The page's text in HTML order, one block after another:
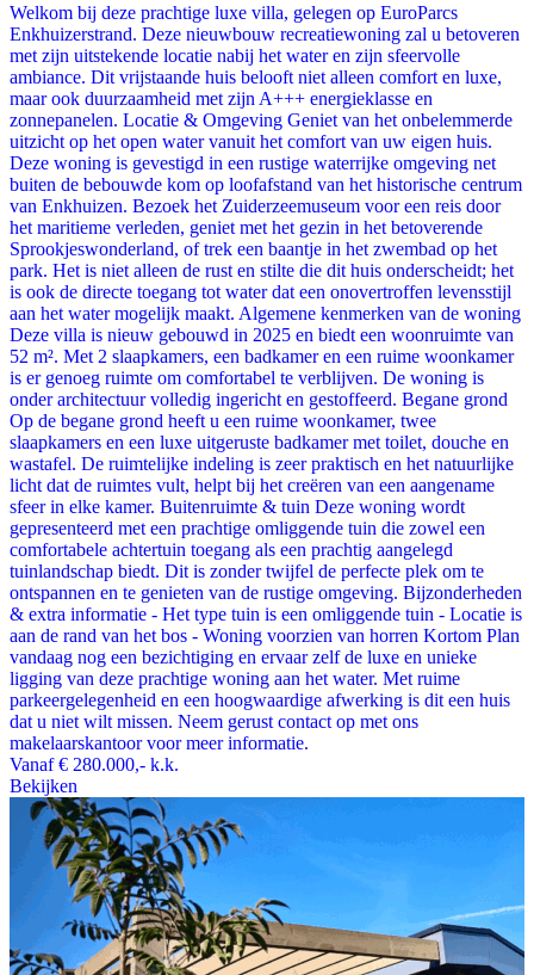
Welkom bij deze prachtige luxe villa, gelegen op EuroParcs
Enkhuizerstrand. Deze nieuwbouw recreatiewoning zal u betoveren
met zijn uitstekende locatie nabij het water en zijn sfeervolle
ambiance. Dit vrijstaande huis belooft niet alleen comfort en luxe,
maar ook duurzaamheid met zijn A+++ energieklasse en
zonnepanelen. Locatie & Omgeving Geniet van het onbelemmerde
uitzicht op het open water vanuit het comfort van uw eigen huis.
Deze woning is gevestigd in een rustige waterrijke omgeving net
buiten de bebouwde kom op loofafstand van het historische centrum
van Enkhuizen. Bezoek het Zuiderzeemuseum voor een reis door
het maritieme verleden, geniet met het gezin in het betoverende
Sprookjeswonderland, of trek een baantje in het zwembad op het
park. Het is niet alleen de rust en stilte die dit huis onderscheidt; het
is ook de directe toegang tot water dat een onovertroffen levensstijl
aan het water mogelijk maakt. Algemene kenmerken van de woning
Deze villa is nieuw gebouwd in 2025 en biedt een woonruimte van
52 m². Met 2 slaapkamers, een badkamer en een ruime woonkamer
is er genoeg ruimte om comfortabel te verblijven. De woning is
onder architectuur volledig ingericht en gestoffeerd. Begane grond
Op de begane grond heeft u een ruime woonkamer, twee
slaapkamers en een luxe uitgeruste badkamer met toilet, douche en
wastafel. De ruimtelijke indeling is zeer praktisch en het natuurlijke
licht dat de ruimtes vult, helpt bij het creëren van een aangename
sfeer in elke kamer. Buitenruimte & tuin Deze woning wordt
gepresenteerd met een prachtige omliggende tuin die zowel een
comfortabele achtertuin toegang als een prachtig aangelegd
tuinlandschap biedt. Dit is zonder twijfel de perfecte plek om te
ontspannen en te genieten van de rustige omgeving. Bijzonderheden
& extra informatie - Het type tuin is een omliggende tuin - Locatie is
aan de rand van het bos - Woning voorzien van horren Kortom Plan
vandaag nog een bezichtiging en ervaar zelf de luxe en unieke
ligging van deze prachtige woning aan het water. Met ruime
parkeergelegenheid en een hoogwaardige afwerking is dit een huis
dat u niet wilt missen. Neem gerust contact op met ons
makelaarskantoor voor meer informatie.
Vanaf € 280.000,- k.k.
Bekijken